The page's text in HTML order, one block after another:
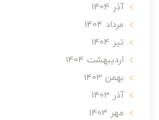
آذر 1404
مرداد 1404
تير 1404
ارديبهشت 1404
بهمن 1403
آذر 1403
مهر 1403